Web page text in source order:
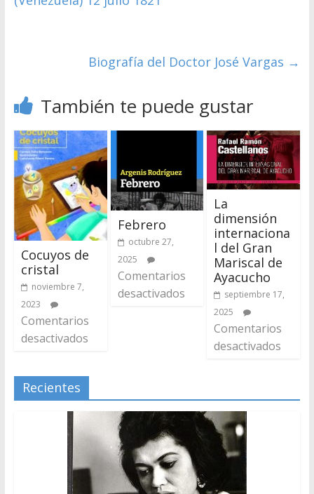
Biografía del Doctor José Vargas →
También te puede gustar
Cocuyos de
cristal
noviembre 7,
2023
Comentarios
desactivados
Febrero
octubre 27,
2025
Comentarios
desactivados
La
dimensión
internaciona
l del Gran
Mariscal de
Ayacucho
septiembre 17,
2025
Comentarios
desactivados
Recientes